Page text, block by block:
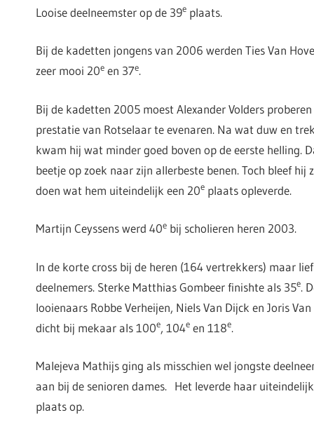
Looise deelneemster op de 39e plaats.
Bij de kadetten jongens van 2006 werden Ties Van
zeer mooi 20e en 37e.
Bij de kadetten 2005 moest Alexander Volders
prestatie van Rotselaar te evenaren. Na wat duw en
kwam hij wat minder goed boven op de eerste helling.
beetje op zoek naar zijn allerbeste benen. Toch bleef hij
doen wat hem uiteindelijk een 20e plaats opleverde.
Martijn Ceyssens werd 40e bij scholieren heren 2003.
In de korte cross bij de heren (164 vertrekkers) maar
deelnemers. Sterke Matthias Gombeer finishte als 35e.
looienaars Robbe Verheijen, Niels Van Dijck en Joris
dicht bij mekaar als 100e, 104e en 118e.
Malejeva Mathijs ging als misschien wel jongste
aan bij de senioren dames. Het leverde haar
plaats op.